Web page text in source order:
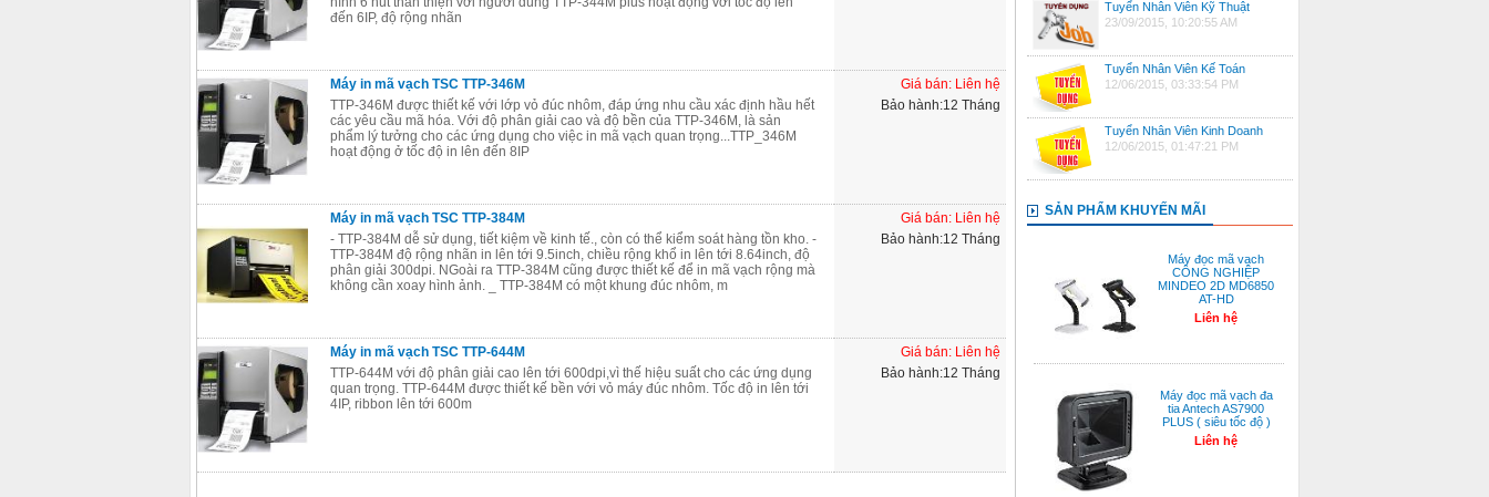
đến 6IP, độ rộng nhãn
Máy in mã vạch TSC TTP-346M
TTP-346M được thiết kế với lớp vỏ đúc nhôm, đáp ứng nhu cầu xác định hầu hết
các yêu cầu mã hóa. Với độ phân giải cao và độ bền của TTP-346M, là sản
phẩm lý tưởng cho các ứng dụng cho việc in mã vạch quan trọng...TTP_346M
hoạt động ở tốc độ in lên đến 8IP
Giá bán: Liên hệ
Bảo hành:12 Tháng
Máy in mã vạch TSC TTP-384M
- TTP-384M dễ sử dụng, tiết kiệm về kinh tế., còn có thể kiểm soát hàng tồn kho. -
TTP-384M độ rộng nhãn in lên tới 9.5inch, chiều rộng khổ in lên tới 8.64inch, độ
phân giải 300dpi. NGoài ra TTP-384M cũng được thiết kế để in mã vạch rộng mà
không cần xoay hình ảnh. _ TTP-384M có một khung đúc nhôm, m
Giá bán: Liên hệ
Bảo hành:12 Tháng
Máy in mã vạch TSC TTP-644M
TTP-644M với độ phân giải cao lên tới 600dpi,vì thế hiệu suất cho các ứng dụng
quan trọng. TTP-644M được thiết kế bền với vỏ máy đúc nhôm. Tốc độ in lên tới
4IP, ribbon lên tới 600m
Giá bán: Liên hệ
Bảo hành:12 Tháng
Tuyển Nhân Viên Kỹ Thuật
23/09/2015, 10:20:55 AM
Tuyển Nhân Viên Kế Toán
12/06/2015, 03:33:54 PM
Tuyển Nhân Viên Kinh Doanh
12/06/2015, 01:47:21 PM
SẢN PHẨM KHUYẾN MÃI
Máy đọc mã vạch
CÔNG NGHIỆP
MINDEO 2D MD6850
AT-HD
Liên hệ
Máy đọc mã vạch đa
tia Antech AS7900
PLUS ( siêu tốc độ )
Liên hệ